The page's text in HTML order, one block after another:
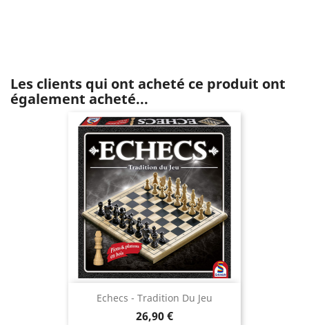
Les clients qui ont acheté ce produit ont
également acheté...
Echecs - Tradition Du Jeu
Prix
26,90 €